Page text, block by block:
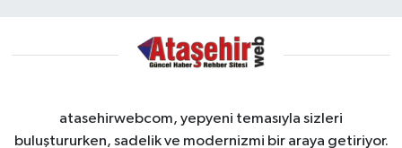
atasehirwebcom, yepyeni temasıyla sizleri
buluştururken, sadelik ve modernizmi bir araya getiriyor.